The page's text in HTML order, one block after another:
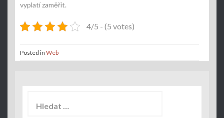
vyplatí zaměřit.
4/5 - (5 votes)
Posted in Web